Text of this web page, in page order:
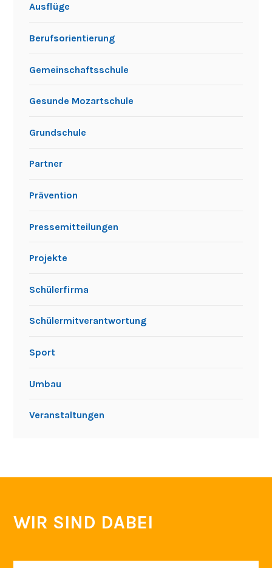
Ausflüge
Berufsorientierung
Gemeinschaftsschule
Gesunde Mozartschule
Grundschule
Partner
Prävention
Pressemitteilungen
Projekte
Schülerfirma
Schülermitverantwortung
Sport
Umbau
Veranstaltungen
WIR SIND DABEI